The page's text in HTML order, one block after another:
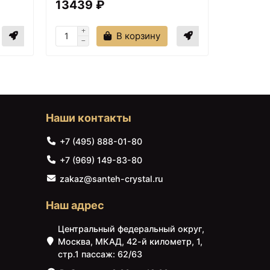
Зеркало с подсветкой
100х85 см Aquanet
27648 ₽
120х85 см Aquanet
Алассио 00196640
13439 ₽
В корзину
Наши контакты
+7 (495) 888-01-80
+7 (969) 149-83-80
zakaz@santeh-crystal.ru
Наш адрес
Центральный федеральный округ,
Москва, МКАД, 42-й километр, 1,
стр.1 пассаж: 62/63